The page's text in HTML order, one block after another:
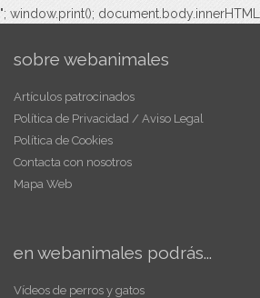
"; window.print();
sobre webanimales
Artículos patrocinados
Política de Privacidad / Aviso Legal
Política de Cookies
Contacta con nosotros
Mapa Web
en webanimales podrás...
Vídeos de perros y gatos